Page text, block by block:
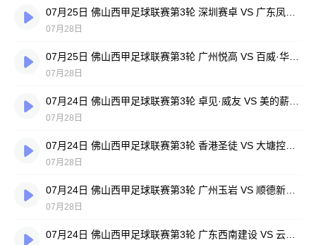
07月28日
07月28日
07月28日
07月28日
07月28日